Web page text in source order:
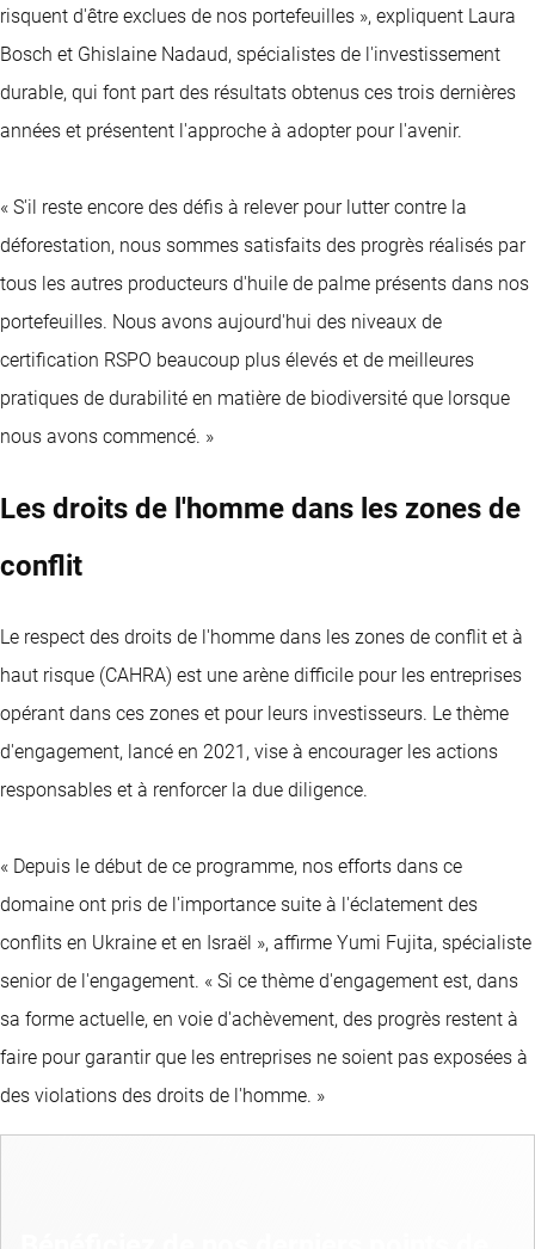
risquent d'être exclues de nos portefeuilles », expliquent Laura
Bosch et Ghislaine Nadaud, spécialistes de l'investissement
durable, qui font part des résultats obtenus ces trois dernières
années et présentent l'approche à adopter pour l'avenir.
« S'il reste encore des défis à relever pour lutter contre la
déforestation, nous sommes satisfaits des progrès réalisés par
tous les autres producteurs d'huile de palme présents dans nos
portefeuilles. Nous avons aujourd'hui des niveaux de
certification RSPO beaucoup plus élevés et de meilleures
pratiques de durabilité en matière de biodiversité que lorsque
nous avons commencé. »
Les droits de l'homme dans les zones de
conflit
Le respect des droits de l'homme dans les zones de conflit et à
haut risque (CAHRA) est une arène difficile pour les entreprises
opérant dans ces zones et pour leurs investisseurs. Le thème
d'engagement, lancé en 2021, vise à encourager les actions
responsables et à renforcer la due diligence.
« Depuis le début de ce programme, nos efforts dans ce
domaine ont pris de l'importance suite à l'éclatement des
conflits en Ukraine et en Israël », affirme Yumi Fujita, spécialiste
senior de l'engagement. « Si ce thème d'engagement est, dans
sa forme actuelle, en voie d'achèvement, des progrès restent à
faire pour garantir que les entreprises ne soient pas exposées à
des violations des droits de l'homme. »